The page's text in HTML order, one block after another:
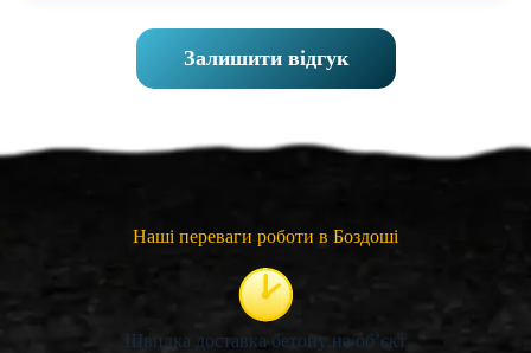
Залишити відгук
Наші переваги роботи в Боздоші
Швидка доставка бетону на об’єкт